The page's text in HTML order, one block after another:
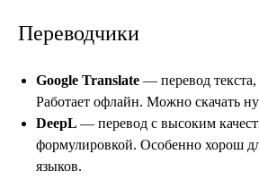
Переводчики
Google Translate — перевод
Работает офлайн. Можно скачать
DeepL — перевод с высоким
формулировкой. Особенно хорош
языков.